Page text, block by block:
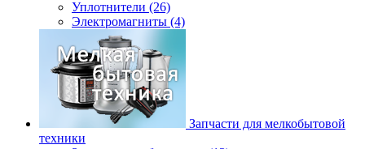
Уплотнители (26)
Электромагниты (4)
Запчасти для мелкобытовой
техники